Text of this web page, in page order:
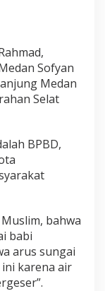
Sofyan
Medan
Selat
BPBD,
bahwa
babi
arus sungai
karena air